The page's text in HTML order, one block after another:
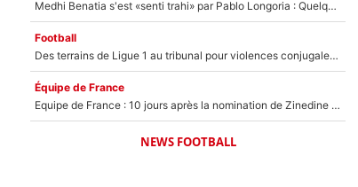
Medhi Benatia s'est «senti trahi» par Pablo Longoria : Quelques semaines après son départ, l'ancien directeur de football de l'OM règle ses comptes
Football
Des terrains de Ligue 1 au tribunal pour violences conjugales : Un arbitre français encourt une peine de 18 mois de prison !
Équipe de France
Equipe de France : 10 jours après la nomination de Zinedine Zidane, c'est au tour de son fils de prendre un nouveau départ !
NEWS FOOTBALL